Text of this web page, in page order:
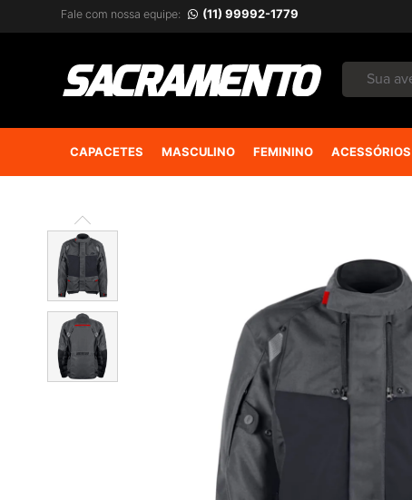
Fale com nossa equipe: (11) 99992-1779
CAPACETES MASCULINO FEMININO ACESSÓRIOS